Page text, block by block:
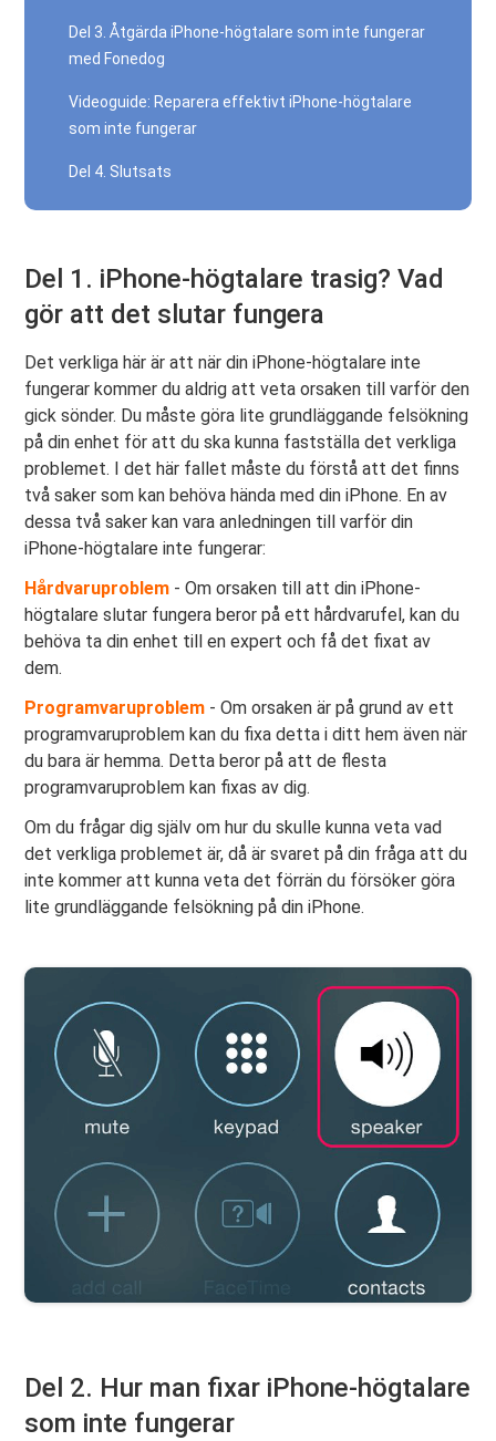
Del 3. Åtgärda iPhone-högtalare som inte fungerar
med Fonedog
Videoguide: Reparera effektivt iPhone-högtalare
som inte fungerar
Del 4. Slutsats
Del 1. iPhone-högtalare trasig? Vad
gör att det slutar fungera
Det verkliga här är att när din iPhone-högtalare inte
fungerar kommer du aldrig att veta orsaken till varför den
gick sönder. Du måste göra lite grundläggande felsökning
på din enhet för att du ska kunna fastställa det verkliga
problemet. I det här fallet måste du förstå att det finns
två saker som kan behöva hända med din iPhone. En av
dessa två saker kan vara anledningen till varför din
iPhone-högtalare inte fungerar:
Hårdvaruproblem - Om orsaken till att din iPhone-
högtalare slutar fungera beror på ett hårdvarufel, kan du
behöva ta din enhet till en expert och få det fixat av
dem.
Programvaruproblem - Om orsaken är på grund av ett
programvaruproblem kan du fixa detta i ditt hem även när
du bara är hemma. Detta beror på att de flesta
programvaruproblem kan fixas av dig.
Om du frågar dig själv om hur du skulle kunna veta vad
det verkliga problemet är, då är svaret på din fråga att du
inte kommer att kunna veta det förrän du försöker göra
lite grundläggande felsökning på din iPhone.
Del 2. Hur man fixar iPhone-högtalare
som inte fungerar